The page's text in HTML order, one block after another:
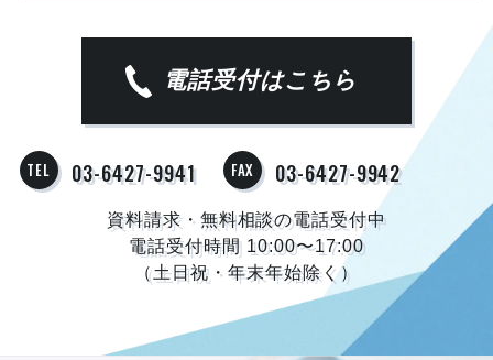
電話受付はこちら
TEL 03-6427-9941 FAX 03-6427-9942
資料請求・無料相談の電話受付中
電話受付時間 10:00〜17:00
（土日祝・年末年始除く）